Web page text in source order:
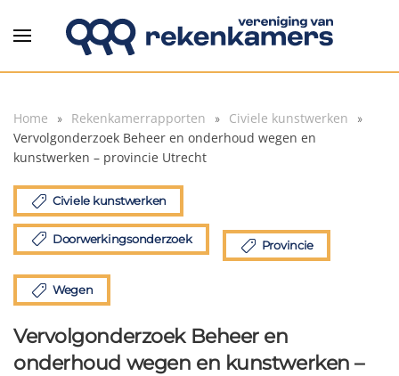
Overslaan en naar de inhoud gaan
Home Rekenkamerrapporten
Civiele kunstwerken
Vervolgonderzoek Beheer en onderhoud wegen en
kunstwerken – provincie Utrecht
Civiele kunstwerken
Doorwerkingsonderzoek Provincie
Wegen
Vervolgonderzoek Beheer en
onderhoud wegen en kunstwerken –